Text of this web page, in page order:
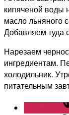
кипяченой воды
масло льняного
Добавляем туда
Нарезаем
ингредиентам.
холодильник.
питательным